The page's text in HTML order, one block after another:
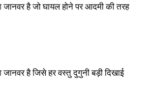
जानवर है जो घायल होने पर आदमी की तरह
है जिसे हर वस्तु दुगुनी बड़ी दिखाई